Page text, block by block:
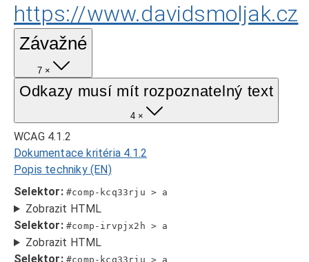
https://www.davidsmoljak.cz
Závažné
7 ×
Odkazy musí mít rozpoznatelný text
4 ×
WCAG 4.1.2
Dokumentace kritéria 4.1.2
Popis techniky (EN)
Selektor: #comp-kcq33rju > a
Zobrazit HTML
Selektor: #comp-irvpjx2h > a
Zobrazit HTML
Selektor: #comp-kcq33rju > a